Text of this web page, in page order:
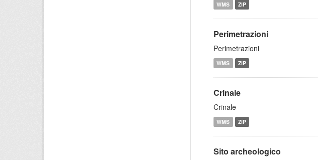
WMS ZIP
Perimetrazioni
Perimetrazioni
WMS ZIP
Crinale
Crinale
WMS ZIP
Sito archeologico